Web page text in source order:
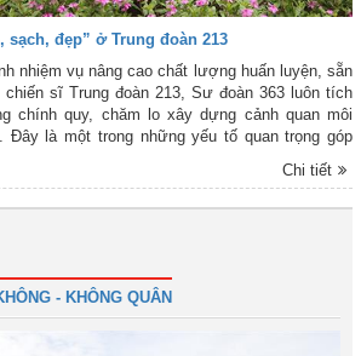
sạch, đẹp” ở Trung đoàn 213
nhiệm vụ nâng cao chất lượng huấn luyện, sẵn
sĩ Trung đoàn 213, Sư đoàn 363 luôn tích
chính quy, chăm lo xây dựng cảnh quan môi
Đây là một trong những yếu tố quan trọng góp
mạnh toàn diện, hoàn thành xuất sắc mọi
Chi tiết
- KHÔNG QUÂN